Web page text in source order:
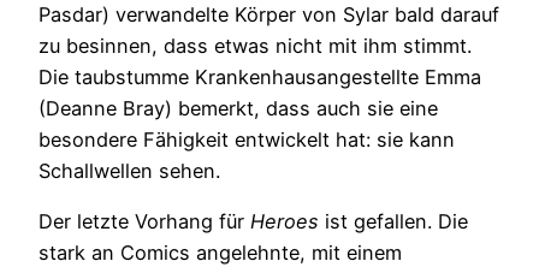
Pasdar) verwandelte Körper von Sylar bald darauf
zu besinnen, dass etwas nicht mit ihm stimmt.
Die taubstumme Krankenhausangestellte Emma
(Deanne Bray) bemerkt, dass auch sie eine
besondere Fähigkeit entwickelt hat: sie kann
Schallwellen sehen.
Der letzte Vorhang für Heroes ist gefallen. Die
stark an Comics angelehnte, mit einem